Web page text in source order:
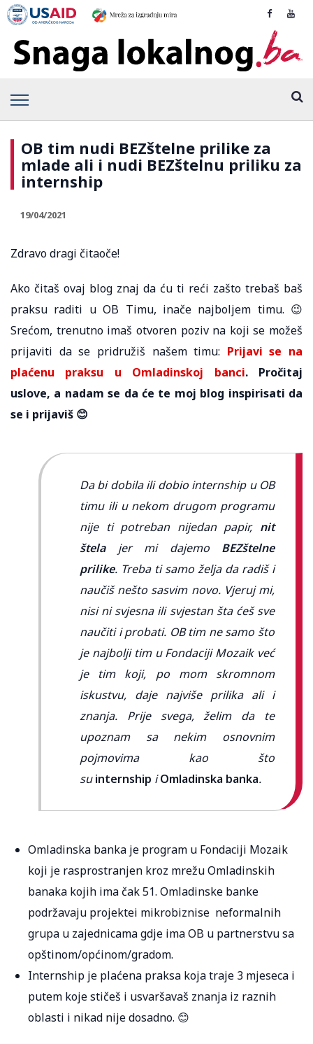
OB tim nudi BEZštelne prilike za
mlade ali i nudi BEZštelnu priliku za
internship
19/04/2021
Zdravo dragi čitaoče!
Ako čitaš ovaj blog znaj da ću ti reći zašto trebaš baš
praksu raditi u OB Timu, inače najboljem timu. 😉
Srećom, trenutno imaš otvoren poziv na koji se možeš
prijaviti da se pridružiš našem timu: Prijavi se na
plaćenu praksu u Omladinskoj banci. Pročitaj
uslove, a nadam se da će te moj blog inspirisati da
se i prijaviš 😊
Da bi dobila ili dobio internship u OB
timu ili u nekom drugom programu
nije ti potreban nijedan papir, nit
štelajer mi dajemo BEZštelne
prilike. Treba ti samo želja da radiš i
naučiš nešto sasvim novo. Vjeruj mi,
nisi ni svjesna ili svjestan šta ćeš sve
naučiti i probati. OB tim ne samo što
je najbolji tim u Fondaciji Mozaik već
je tim koji, po mom skromnom
iskustvu, daje najviše prilika ali i
znanja. Prije svega, želim da te
upoznam sa nekim osnovnim
pojmovima kao što
suinternship iOmladinska banka.
Omladinska banka je program u Fondaciji Mozaik
koji je rasprostranjen kroz mrežu Omladinskih
banaka kojih ima čak 51. Omladinske banke
podržavaju projektei mikrobiznise neformalnih
grupa u zajednicama gdje ima OB u partnerstvu sa
opštinom/općinom/gradom.
Internship je plaćena praksa koja traje 3 mjeseca i
putem koje stičeš i usvaršavaš znanja iz raznih
oblasti i nikad nije dosadno. 😊